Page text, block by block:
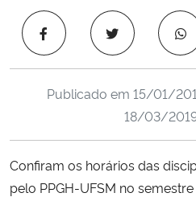
Ministério de Minas e Energia
Ministério da Ciência, Tecnologia,
Ministério do Meio Ambiente
Ministério do Turismo
Ministério do Desenvolvimento Regional
Publicado em 15/01/
18/03/
Confiram os horários das
pelo PPGH-UFSM no